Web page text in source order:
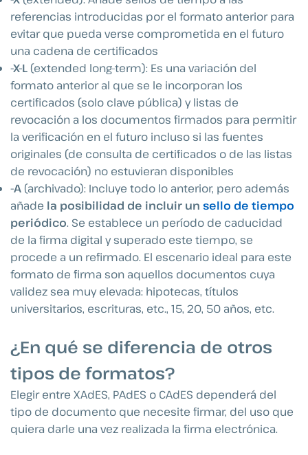
referencias introducidas por el formato anterior para
evitar que pueda verse comprometida en el futuro
una cadena de certificados
-X-L (extended long-term): Es una variación del
formato anterior al que se le incorporan los
certificados (solo clave pública) y listas de
revocación a los documentos firmados para permitir
la verificación en el futuro incluso si las fuentes
originales (de consulta de certificados o de las listas
de revocación) no estuvieran disponibles
-A (archivado): Incluye todo lo anterior, pero además
añade la posibilidad de incluir un sello de tiempo
periódico. Se establece un período de caducidad
de la firma digital y superado este tiempo, se
procede a un refirmado. El escenario ideal para este
formato de firma son aquellos documentos cuya
validez sea muy elevada: hipotecas, títulos
universitarios, escrituras, etc., 15, 20, 50 años, etc.
¿En qué se diferencia de otros
tipos de formatos?
Elegir entre XAdES, PAdES o CAdES dependerá del
tipo de documento que necesite firmar, del uso que
quiera darle una vez realizada la firma electrónica.